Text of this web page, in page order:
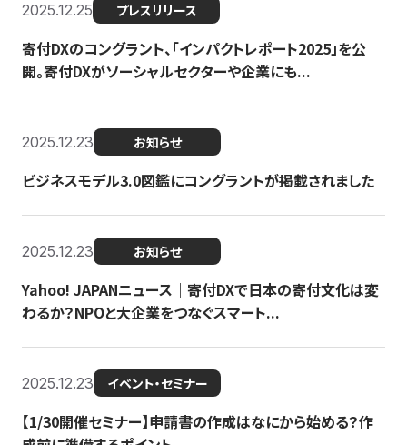
2025.12.25 プレスリリース
寄付DXのコングラント、「インパクトレポート2025」を公
開。寄付DXがソーシャルセクターや企業にも...
2025.12.23 お知らせ
ビジネスモデル3.0図鑑にコングラントが掲載されました
2025.12.23 お知らせ
Yahoo! JAPANニュース｜寄付DXで日本の寄付文化は変
わるか？NPOと大企業をつなぐスマート...
2025.12.23 イベント・セミナー
【1/30開催セミナー】申請書の作成はなにから始める？作